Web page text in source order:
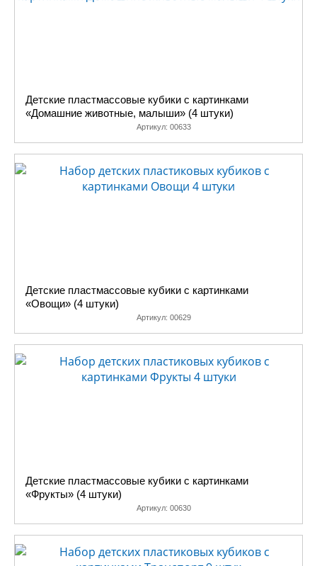
Детские пластмассовые кубики с картинками
«Домашние животные, малыши» (4 штуки)
Артикул: 00633
Детские пластмассовые кубики с картинками
«Овощи» (4 штуки)
Артикул: 00629
Детские пластмассовые кубики с картинками
«Фрукты» (4 штуки)
Артикул: 00630